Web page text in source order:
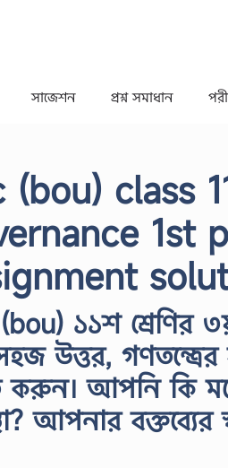
সাজেশন প্রশ্ন সমাধান
(bou) class
1st
১১শ শ্রেণির
উত্তর, গণতন্ত্রের
করুন। আপনি কি
আপনার বক্তব্যের